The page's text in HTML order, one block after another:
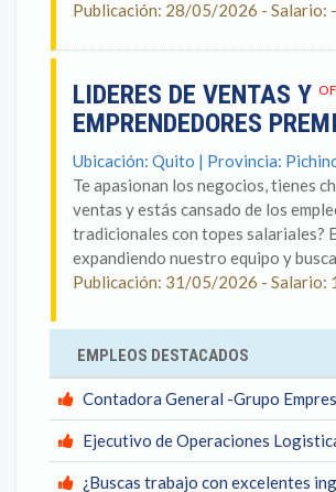
Publicación: 28/05/2026 -
LIDERES DE VENTAS Y
EMPRENDEDORES
Ubicación: Quito | Provincia:
Te apasionan los negocios, tienes
ventas y estás cansado de los
tradicionales con topes salariales?
expandiendo nuestro equipo y
Publicación: 31/05/2026 - Salario:
EMPLEOS DESTACADOS
Contadora General -Grupo
Ejecutivo de Operaciones
¿Buscas trabajo con excelentes